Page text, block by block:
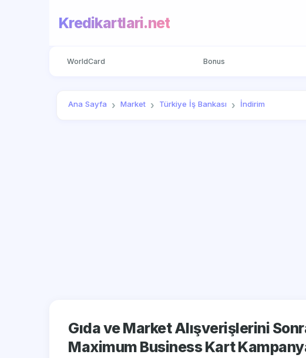
Kredikartlari.net
WorldCard Bonus
Ana Sayfa Market Türkiye İş Bankası İndirim
Gıda ve Market Alışverişlerini
Maximum Business Kart